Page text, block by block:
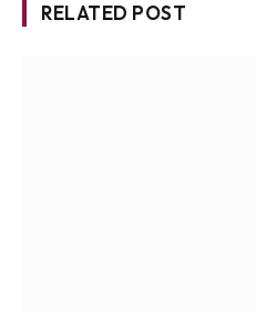
RELATED POST